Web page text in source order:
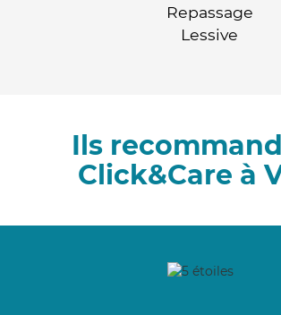
Repassage
Lessive
Ils
Click&Care à